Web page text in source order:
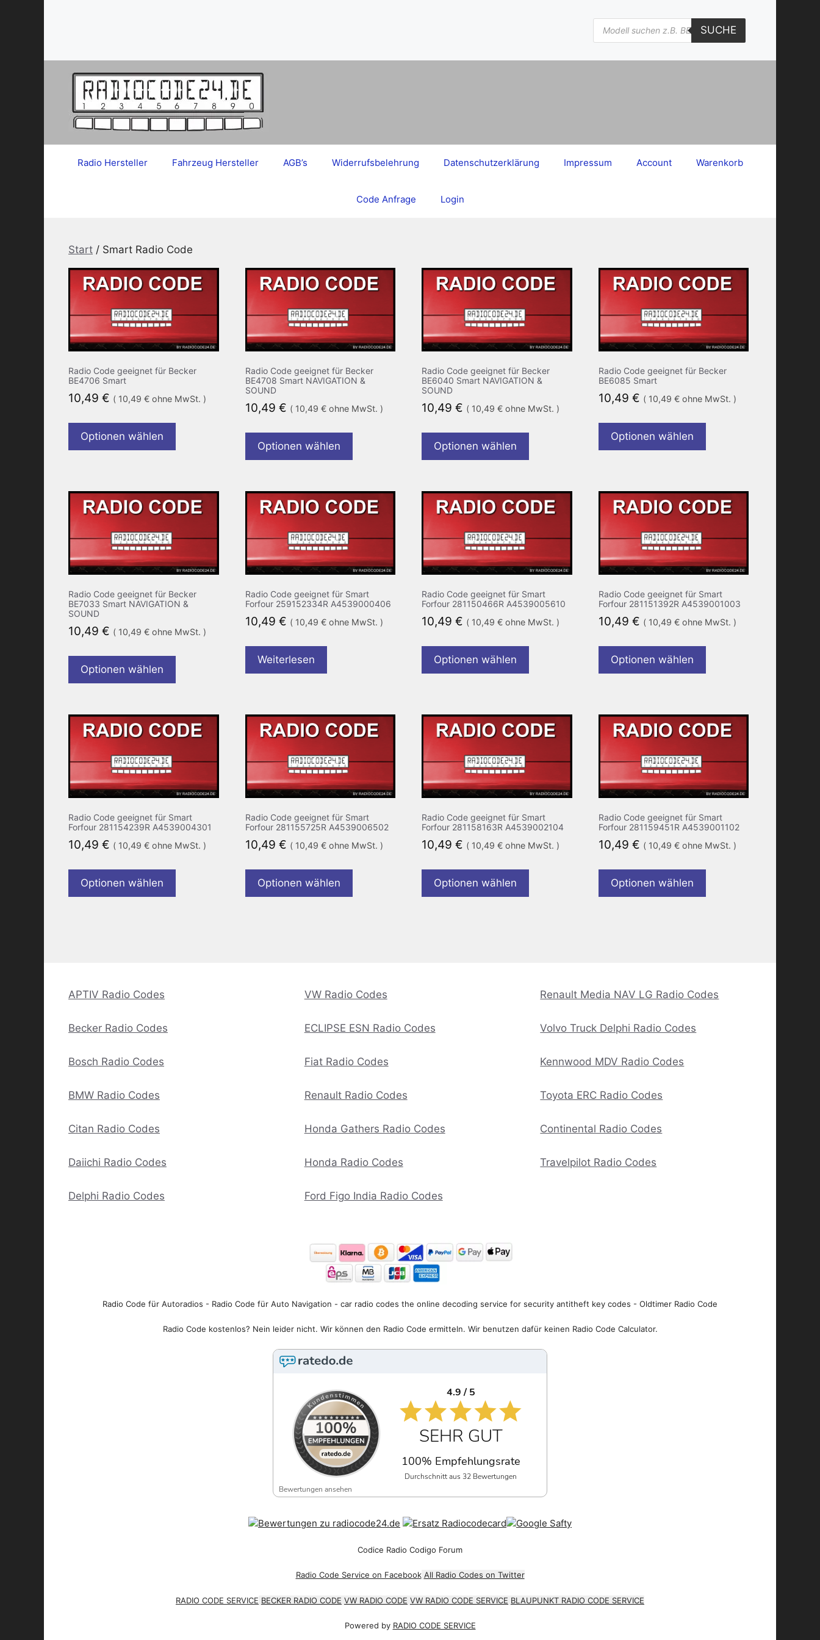
Products
search
SUCHE
Radio Hersteller Fahrzeug Hersteller AGB’s Widerrufsbelehrung Datenschutzerklärung Impressum Account Warenkorb
Code Anfrage Login
Start / Smart Radio Code
Radio Code geeignet für Becker
BE4706 Smart
10,49 € ( 10,49 € ohne MwSt. )
Optionen wählen
Radio Code geeignet für Becker
BE4708 Smart NAVIGATION &
SOUND
10,49 € ( 10,49 €ohne MwSt. )
Optionen wählen
Radio Code geeignet für Becker
BE6040 Smart NAVIGATION &
SOUND
10,49 € ( 10,49 € ohne MwSt. )
Optionen wählen
Radio Code geeignet für Becker
BE6085 Smart
10,49 € ( 10,49 €ohne MwSt. )
Optionen wählen
Radio Code geeignet für Becker
BE7033 Smart NAVIGATION &
SOUND
10,49 € ( 10,49 € ohne MwSt. )
Optionen wählen
Radio Code geeignet für Smart
Forfour 259152334R A4539000406
10,49 € ( 10,49 €ohne MwSt. )
Weiterlesen
Radio Code geeignet für Smart
Forfour 281150466R A4539005610
10,49 € ( 10,49 € ohne MwSt. )
Optionen wählen
Radio Code geeignet für Smart
Forfour 281151392R A4539001003
10,49 € ( 10,49 €ohne MwSt. )
Optionen wählen
Radio Code geeignet für Smart
Forfour 281154239R A4539004301
10,49 € ( 10,49 € ohne MwSt. )
Optionen wählen
Radio Code geeignet für Smart
Forfour 281155725R A4539006502
10,49 € ( 10,49 €ohne MwSt. )
Optionen wählen
Radio Code geeignet für Smart
Forfour 281158163R A4539002104
10,49 € ( 10,49 € ohne MwSt. )
Optionen wählen
Radio Code geeignet für Smart
Forfour 281159451R A4539001102
10,49 € ( 10,49 €ohne MwSt. )
Optionen wählen
APTIV Radio Codes
Becker Radio Codes
Bosch Radio Codes
BMW Radio Codes
Citan Radio Codes
Daiichi Radio Codes
Delphi Radio Codes
VW Radio Codes
ECLIPSE ESN Radio Codes
Fiat Radio Codes
Renault Radio Codes
Honda Gathers Radio Codes
Honda Radio Codes
Ford Figo India Radio Codes
Renault Media NAV LG Radio Codes
Volvo Truck Delphi Radio Codes
Kennwood MDV Radio Codes
Toyota ERC Radio Codes
Continental Radio Codes
Travelpilot Radio Codes
Radio Code für Autoradios - Radio Code für Auto Navigation - car radio codes the online decoding service for security antitheft key codes - Oldtimer Radio Code
Radio Code kostenlos? Nein leider nicht. Wir können den Radio Code ermitteln. Wir benutzen dafür keinen Radio Code Calculator.
4.9 / 5
SEHR GUT
100% Empfehlungsrate
Durchschnitt aus 32 Bewertungen
Bewertungen ansehen
Codice Radio Codigo Forum
Radio Code Service on Facebook All Radio Codes on Twitter
RADIO CODE SERVICE BECKER RADIO CODE VW RADIO CODE VW RADIO CODE SERVICE BLAUPUNKT RADIO CODE SERVICE
Powered by RADIO CODE SERVICE